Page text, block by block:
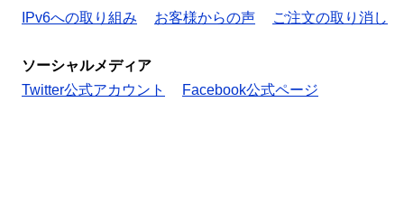
IPv6への取り組み
お客様からの声 ご注文の取り消し
ソーシャルメディア
Twitter公式アカウント
Facebook公式ページ